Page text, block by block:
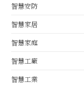
智慧安防
智慧家居
智慧家庭
智慧工廠
智慧工業